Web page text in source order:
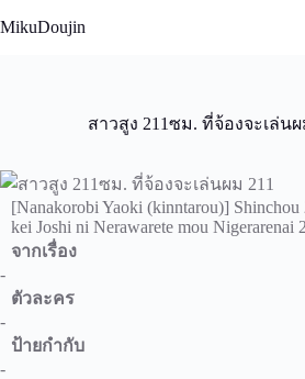
to
MikuDoujin
สาวสูง 211ซม. ที่จ้องจะเล่นผ
[Nanakorobi Yaoki (kinntarou)] Shinchou
kei Joshi ni Nerawarete mou Nigerarenai 2
จากเรื่อง
-
ตัวละคร
-
ป้ายกำกับ
-